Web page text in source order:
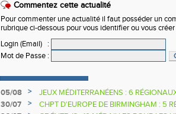
Commentez cette actualité
Pour commenter une actualité il faut posséder un
rubrique ci-dessous pour vous identifier ou vous
Login (Email)
:
Mot de Passe :
05/08 >
JEUX MÉDITERRANÉENS : 6
30/07
>
CHPT D'EUROPE DE BIRMINGHAM : 5